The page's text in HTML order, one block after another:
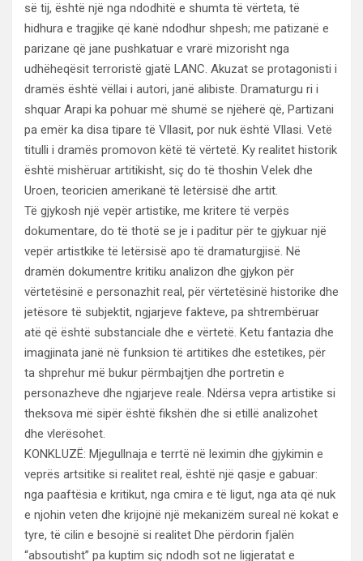
së tij, është një nga ndodhitë e shumta të vërteta, të
hidhura e tragjike që kanë ndodhur shpesh; me patizanë e
parizane që jane pushkatuar e vrarë mizorisht nga
udhëheqësit terroristë gjatë LANC. Akuzat se protagonisti i
dramës është vëllai i autori, janë alibiste. Dramaturgu ri i
shquar Arapi ka pohuar më shumë se njëherë që, Partizani
pa emër ka disa tipare të Vllasit, por nuk është Vllasi. Vetë
titulli i dramës promovon këtë të vërtetë. Ky realitet historik
është mishëruar artitikisht, siç do të thoshin Velek dhe
Uroen, teoricien amerikanë të letërsisë dhe artit.
Të gjykosh një vepër artistike, me kritere të verpës
dokumentare, do të thotë se je i paditur për te gjykuar një
vepër artistkike të letërsisë apo të dramaturgjisë. Në
dramën dokumentre kritiku analizon dhe gjykon për
vërtetësinë e personazhit real, për vërtetësinë historike dhe
jetësore të subjektit, ngjarjeve fakteve, pa shtrembëruar
atë që është substanciale dhe e vërtetë. Ketu fantazia dhe
imagjinata janë në funksion të artitikes dhe estetikes, për
ta shprehur më bukur përmbajtjen dhe portretin e
personazheve dhe ngjarjeve reale. Ndërsa vepra artistike si
theksova më sipër është fikshën dhe si etillë analizohet
dhe vlerësohet.
KONKLUZË: Mjegullnaja e terrtë në leximin dhe gjykimin e
veprës artsitike si realitet real, është një qasje e gabuar:
nga paaftësia e kritikut, nga cmira e të ligut, nga ata që nuk
e njohin veten dhe krijojnë një mekanizëm sureal në kokat e
tyre, të cilin e besojnë si realitet Dhe përdorin fjalën
“absoutisht” pa kuptim siç ndodh sot ne ligjeratat e